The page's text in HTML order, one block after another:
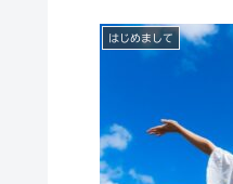
はじめまして